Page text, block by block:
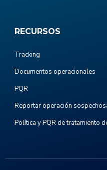
RECURSOS
Tracking
Documentos operacionales
PQR
Reportar operación
Política y PQR de tratamiento